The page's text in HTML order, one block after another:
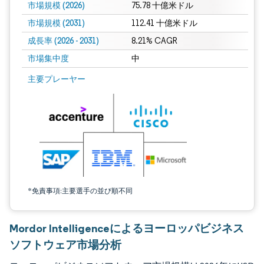
市場規模 (2026) 75.78 十億米ドル
市場規模 (2031) 112.41 十億米ドル
成長率 (2026 - 2031) 8.21% CAGR
市場集中度 中
主要プレーヤー
*免責事項:主要選手の並び順不同
画像 © Mordor Intelligence。再利用にはCC BY 4.0の表示が必要です。
Mordor Intelligenceによるヨーロッパビジネス
ソフトウェア市場分析